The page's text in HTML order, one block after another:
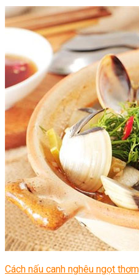
Cách nấu canh nghêu ngọt